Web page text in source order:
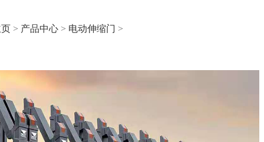
> 产品中心 > 电动伸缩门 >